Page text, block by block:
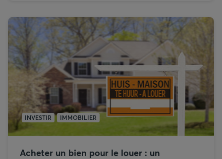
INVESTIR IMMOBILIER
Acheter un bien pour le louer : un